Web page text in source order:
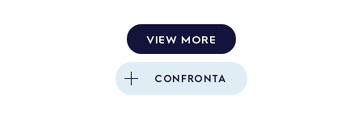
VIEW MORE
CONFRONTA